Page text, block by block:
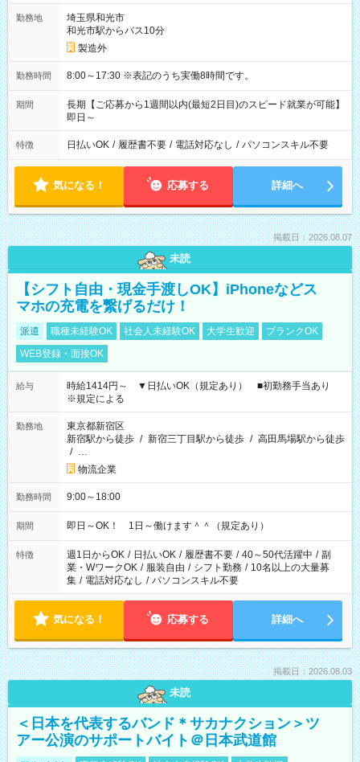
勤務地
埼玉県和光市
和光市駅からバス10分
製造外
勤務時間 8:00～17:30 ※表記のうち実働8時間です。
期間
長期【ご応募から1週間以内(最短2日目)のスピード就業が可能】
即日～
特徴 日払いOK / 履歴書不要 / 電話対応なし / パソコンスキル不要
気になる！ 応募する 詳細へ
掲載日：2026.08.07
未読
【シフト自由・現金手渡しOK】iPhoneなどス
マホの充電を繋げるだけ！
派遣 職種未経験OK 社会人未経験OK 大学生歓迎
ブランクOK
WEB登録・面接OK
給与
時給1414円～ ▼日払いOK（規定あり） ■初勤務手当あり
※規定による
勤務地
東京都新宿区
新宿駅から徒歩 / 新宿三丁目駅から徒歩 / 高田馬場駅から徒歩
/ …
物流企業
勤務時間 9:00～18:00
期間 即日～OK！ 1日～働けます＾＾（規定あり）
特徴 週1日からOK / 日払いOK / 履歴書不要 / 40～50代活躍中 / 副
業・WワークOK / 服装自由 / シフト勤務 / 10名以上の大量募
集 / 電話対応なし / パソコンスキル不要
気になる！ 応募する 詳細へ
掲載日：2026.08.03
未読
＜日本を代表するバンド＊サカナクション＞ツ
アー公演のサポートバイト＠日本武道館